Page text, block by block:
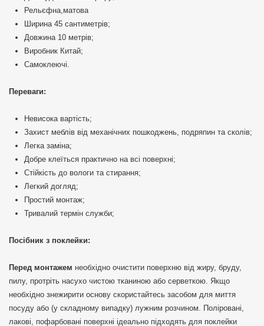
Рельєфна,матова
Ширина 45 сантиметрів;
Довжина 10 метрів;
Виробник Китай;
Самоклеючі.
Переваги:
Невисока вартість;
Захист меблів від механічних пошкоджень, подряпин та сколів;
Легка заміна;
Добре клеїться практично на всі поверхні;
Стійкість до вологи та стирання;
Легкий догляд;
Простий монтаж;
Тривалий термін служби;
Посібник з поклейки:
Перед монтажем необхідно очистити поверхню від жиру, бруду,
пилу, протріть насухо чистою тканиною або серветкою. Якщо
необхідно знежирити основу скористайтесь засобом для миття
посуду або (у складному випадку) лужним розчином. Поліровані,
лакові, пофарбовані поверхні ідеально підходять для поклейки